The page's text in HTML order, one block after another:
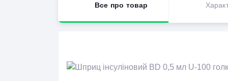
Все про товар